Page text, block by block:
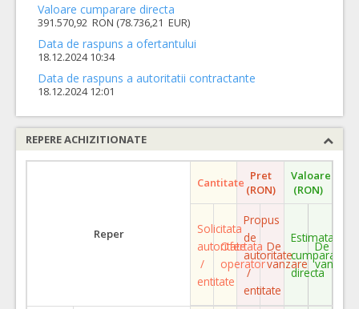
Valoare cumparare directa
391.570,92 RON (78.736,21 EUR)
Data de raspuns a ofertantului
18.12.2024 10:34
Data de raspuns a autoritatii contractante
18.12.2024 12:01
REPERE ACHIZITIONATE
Reper
Cantitate Pret
(RON)
Valoare
(RON)
Solicitata
autoritate
/
entitate
Ofertata
operator
Propus
de
autoritate
/
entitate
De
vanzare
Estimata
cumparare
directa
De
vanzare